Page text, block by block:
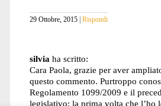
29 Ottobre, 2015 Rispondi
silvia ha scritto:
Cara Paola, grazie per aver
questo commento. Purtroppo
Regolamento 1099/2009 e il
legislativo; la prima volta che l’ho